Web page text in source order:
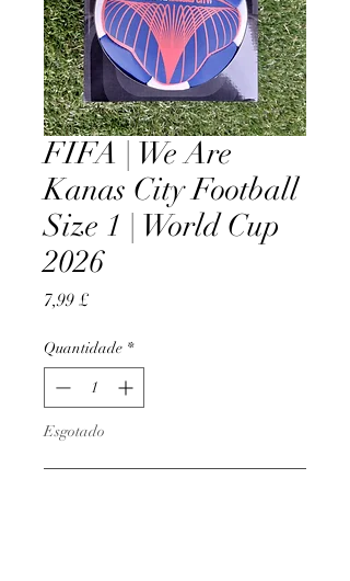
FIFA | We Are
Kanas City Football
Size 1 | World Cup
2026
7,99 £Preço
Quantidade *
Esgotado